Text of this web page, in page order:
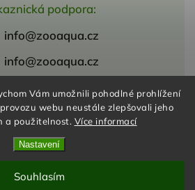
Vám umožnili pohodlné prohlížení
webu neustále zlepšovali jeho
a použitelnost. Více informací
Nastavení
Souhlasím
podpora:
info@zooaqua.cz
info@zooaqua.cz
s.r.o. Všechna práva vyhrazena.
Shoptet| Design